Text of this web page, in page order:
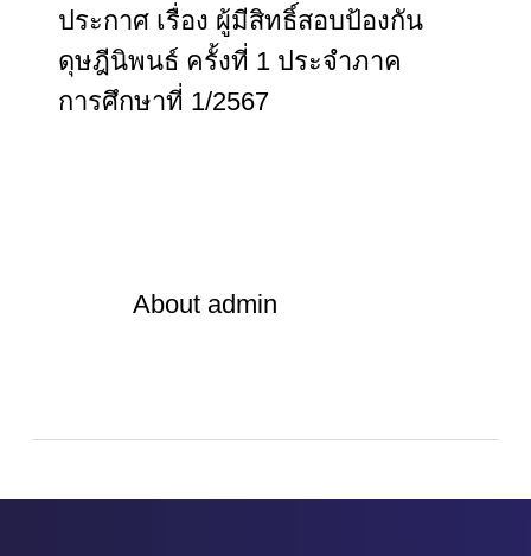
ประกาศ เรื่อง ผู้มีสิทธิ์สอบป้องกัน
ดุษฎีนิพนธ์ ครั้งที่ 1 ประจำภาค
การศึกษาที่ 1/2567
Aboutadmin